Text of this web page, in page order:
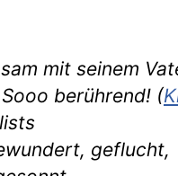
mit seinem
berührend! (
geflucht,